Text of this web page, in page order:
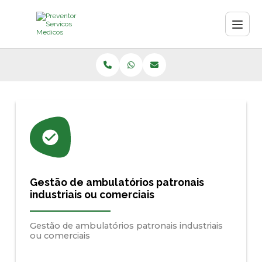
Gestão de ambulatórios patronais
industriais ou comerciais
Gestão de ambulatórios patronais industriais
ou comerciais